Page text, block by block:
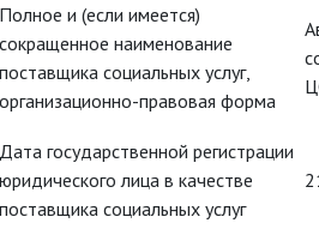
Полное и (если имеется)
сокращенное наименование
поставщика социальных услуг,
организационно-правовая форма
Дата государственной регистрации
юридического лица в качестве
поставщика социальных услуг